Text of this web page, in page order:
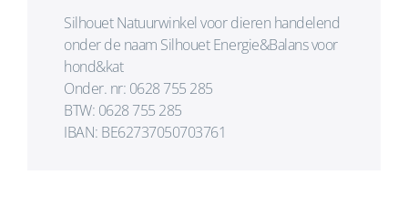
Silhouet Natuurwinkel voor dieren handelend
onder de naam Silhouet Energie&Balans voor
hond&kat
Onder. nr: 0628 755 285
BTW: 0628 755 285
IBAN: BE62737050703761